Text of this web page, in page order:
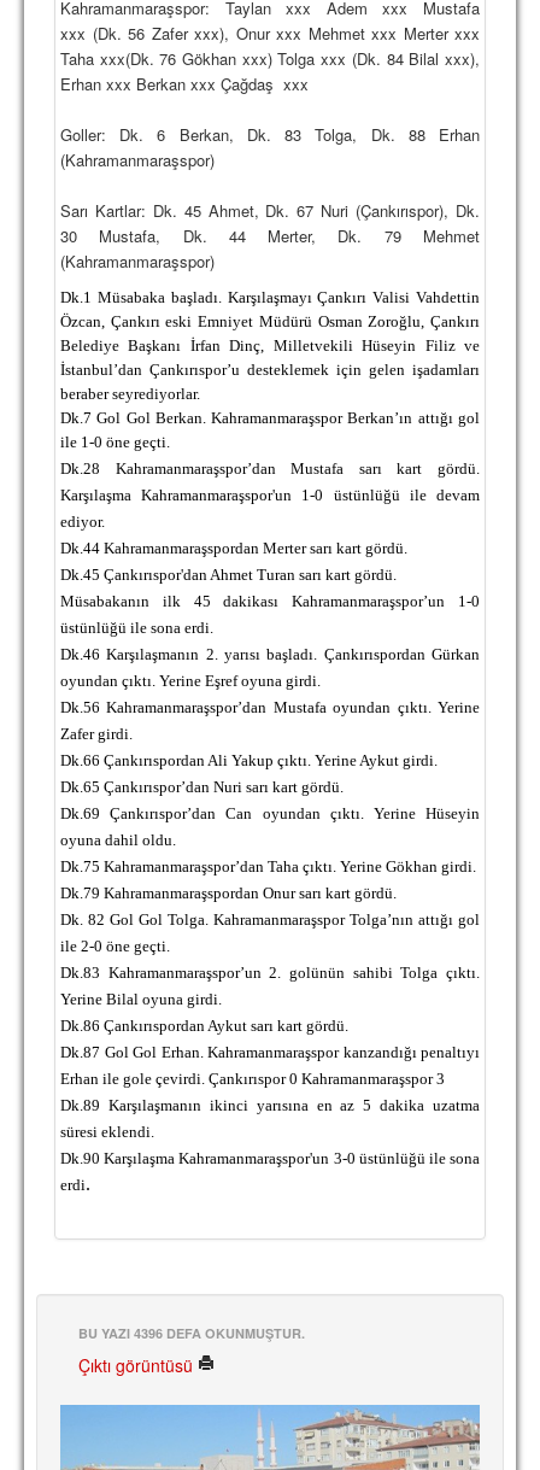
MARŞ & TEZAHÜRATLAR
KULÜP
AMBLEM
YÖNETİM KURULU
PERSONEL
SPONSORLAR
TARİHÇE
TARİHİ BAŞARILAR
BASINDAN
KUPA MAÇLARI
ESKi BAŞKANLAR
ESKİ HOCALAR
HAKKIMIZDA
MİSYON
HAKKIMIZDA
İRTİBAT
SİTE İSTATİSTİKLERİ
REKLAM YAYINI
Kahramanmaraşspor: Taylan xxx Adem xxx Mustafa
xxx (Dk. 56 Zafer xxx), Onur xxx Mehmet xxx Merter xxx
Taha xxx(Dk. 76 Gökhan xxx) Tolga xxx (Dk. 84 Bilal xxx),
Erhan xxx Berkan xxx Çağdaş xxx
Goller: Dk. 6 Berkan, Dk. 83 Tolga, Dk. 88 Erhan
(Kahramanmaraşspor)
Sarı Kartlar: Dk. 45 Ahmet, Dk. 67 Nuri (Çankırıspor), Dk.
30 Mustafa, Dk. 44 Merter, Dk. 79 Mehmet
(Kahramanmaraşspor)
Dk.1 Müsabaka başladı. Karşılaşmayı Çankırı Valisi Vahdettin
Özcan, Çankırı eski Emniyet Müdürü Osman Zoroğlu, Çankırı
Belediye Başkanı İrfan Dinç, Milletvekili Hüseyin Filiz ve
İstanbul’dan Çankırıspor’u desteklemek için gelen işadamları
beraber seyrediyorlar.
Dk.7 Gol Gol Berkan. Kahramanmaraşspor Berkan’ın attığı gol
ile 1-0 öne geçti.
Dk.28 Kahramanmaraşspor’dan Mustafa sarı kart gördü.
Karşılaşma Kahramanmaraşspor'un 1-0 üstünlüğü ile devam
ediyor.
Dk.44 Kahramanmaraşspordan Merter sarı kart gördü.
Dk.45 Çankırıspor'dan Ahmet Turan sarı kart gördü.
Müsabakanın ilk 45 dakikası Kahramanmaraşspor’un 1-0
üstünlüğü ile sona erdi.
Dk. 46 Karşılaşmanın 2. yarısı başladı. Çankırıspordan Gürkan
oyundan çıktı. Yerine Eşref oyuna girdi.
Dk.56 Kahramanmaraşspor’dan Mustafa oyundan çıktı. Yerine
Zafer girdi.
Dk.66 Çankırıspordan Ali Yakup çıktı. Yerine Aykut girdi.
Dk.65 Çankırıspor’dan Nuri sarı kart gördü.
Dk.69 Çankırıspor’dan Can oyundan çıktı. Yerine Hüseyin
oyuna dahil oldu.
Dk. 75 Kahramanmaraşspor’dan Taha çıktı. Yerine Gökhan girdi.
Dk.79 Kahramanmaraşspordan Onur sarı kart gördü.
Dk. 82 Gol Gol Tolga. Kahramanmaraşspor Tolga’nın attığı gol
ile 2-0 öne geçti.
Dk.83 Kahramanmaraşspor’un 2. golünün sahibi Tolga çıktı.
Yerine Bilal oyuna girdi.
Dk.86 Çankırıspordan Aykut sarı kart gördü.
Dk.87 Gol Gol Erhan. Kahramanmaraşspor kanzandığı penaltıyı
Erhan ile gole çevirdi. Çankırıspor 0 Kahramanmaraşspor 3
Dk.89 Karşılaşmanın ikinci yarısına en az 5 dakika uzatma
süresi eklendi.
Dk.90 Karşılaşma Kahramanmaraşspor'un 3-0 üstünlüğü ile sona
erdi.
BU YAZI 4396 DEFA OKUNMUŞTUR.
Çıktı görüntüsü